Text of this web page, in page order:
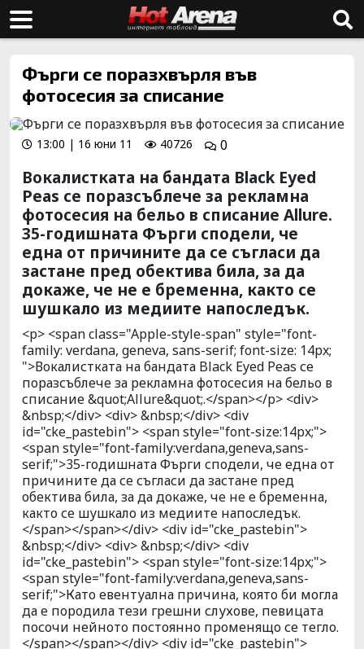
Фърги се поразхвърля във
фотосесия за списание
13:00 | 16 юни 11 40726 0
Вокалистката на бандата Black Eyed
Peas се поразсъблече за рекламна
фотосесия на бельо в списание Allure.
35-годишната Фърги сподели, че
една от причините да се съгласи да
застане пред обектива била, за да
докаже, че не е бременна, както се
шушкало из медиите напоследък.
<p> <span class="Apple-style-span" style="font-
family: verdana, geneva, sans-serif; font-size: 14px;
">Вокалистката на бандата Black Eyed Peas се
поразсъблече за рекламна фотосесия на бельо в
списание &quot;Allure&quot;.</span></p> <div>
&nbsp;</div> <div> &nbsp;</div> <div
id="cke_pastebin"> <span style="font-size:14px;">
<span style="font-family:verdana,geneva,sans-
serif;">35-годишната Фърги сподели, че една от
причините да се съгласи да застане пред
обектива била, за да докаже, че не е бременна,
както се шушкало из медиите напоследък.
</span></span></div> <div id="cke_pastebin">
&nbsp;</div> <div> &nbsp;</div> <div
id="cke_pastebin"> <span style="font-size:14px;">
<span style="font-family:verdana,geneva,sans-
serif;">Като евентуална причина, която би могла
да е породила тези грешни слухове, певицата
посочи нейното постоянно променящо се тегло.
</span></span></div> <div id="cke_pastebin">